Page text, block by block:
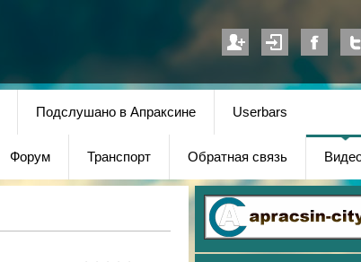
Подслушано в Апраксине Userbars
Форум Транспорт Обратная связь